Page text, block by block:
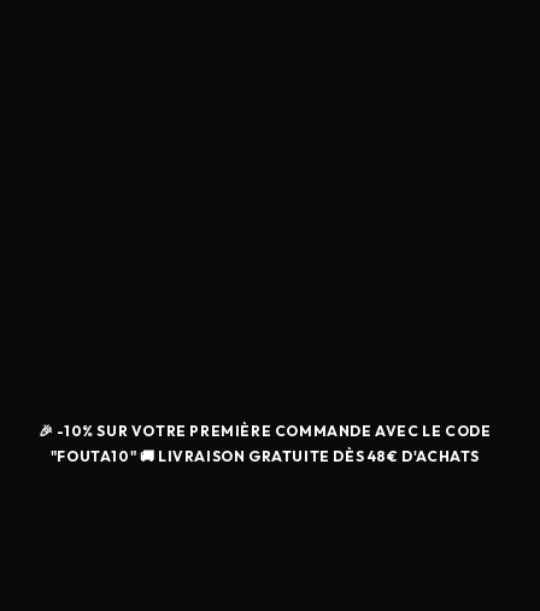
🎉 -10% SUR VOTRE PREMIÈRE COMMANDE AVEC LE CODE
"FOUTA10" 🚚 LIVRAISON GRATUITE DÈS 48€ D'ACHATS